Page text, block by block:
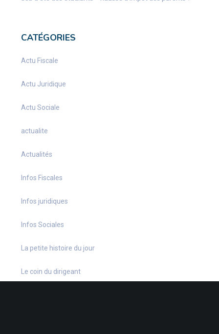
CATÉGORIES
Actu Fiscale
Actu Juridique
Actu Sociale
actualite
Actualités
Infos Fiscales
Infos juridiques
Infos Sociales
La petite histoire du jour
Le coin du dirigeant